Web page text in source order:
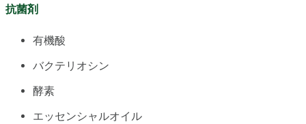
抗菌剤
有機酸
バクテリオシン
酵素
エッセンシャルオイル